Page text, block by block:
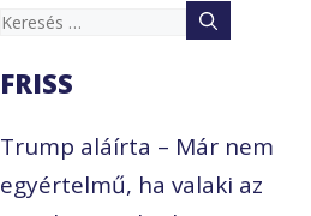
Keresés:
FRISS
Trump aláírta – Már nem
egyértelmű, ha valaki az